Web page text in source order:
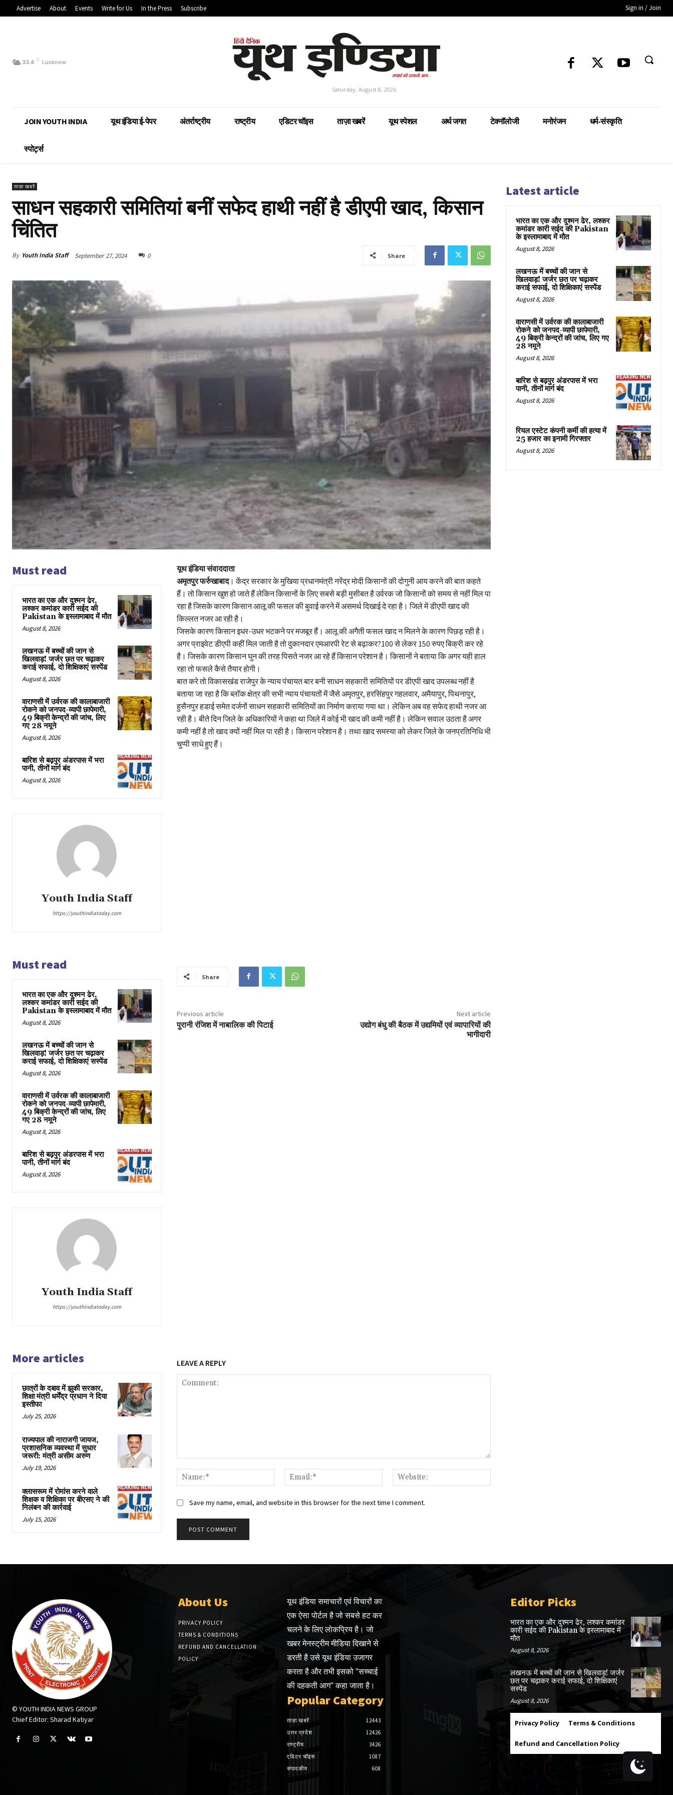
Advertise About Events Write for Us In the Press Subscribe Sign in / Join
33.4 C Lucknow
Saturday, August 8, 2026
JOIN YOUTH INDIA यूथ इंडिया ई-पेपर अंतर्राष्ट्रीय राष्ट्रीय एडिटर चॉइस ताज़ा खबरें यूथ स्पेशल अर्थ जगत टेक्नॉलोजी मनोरंजन धर्म-संस्कृति
स्पोर्ट्स
ताज़ा खबरें
साधन सहकारी समितियां बनीं सफेद हाथी नहीं है डीएपी खाद, किसान
चिंतित
By Youth India Staff September 27, 2024 0 Share
Must read
भारत का एक और दुश्मन ढेर,
लश्कर कमांडर कारी सईद की
Pakistan के इस्लामाबाद में मौत
August 8, 2026
लखनऊ में बच्चों की जान से
खिलवाड़! जर्जर छत पर चढ़ाकर
कराई सफाई, दो शिक्षिकाएं सस्पेंड
August 8, 2026
वाराणसी में उर्वरक की कालाबाजारी
रोकने को जनपद-व्यापी छापेमारी,
49 बिक्री केन्द्रों की जांच, लिए
गए 28 नमूने
August 8, 2026
बारिश से बढ़पुर अंडरपास में भरा
पानी, तीनों मार्ग बंद
August 8, 2026
Youth India Staff
https://youthindiatoday.com
यूथ इंडिया संवाददाता
अमृतपुर फर्रुखाबाद। केंद्र सरकार के मुखिया प्रधानमंत्री नरेंद्र मोदी किसानों की दोगुनी आय करने की बात कहते
हैं। तो किसान खुश हो जाते हैं लेकिन किसानों के लिए सबसे बड़ी मुसीबत है उर्वरक जो किसानों को समय से नहीं मिल पा
रहा है जिसके कारण किसान आलू की फसल की बुवाई करने में असमर्थ दिखाई दे रहा है। जिले में डीएपी खाद की
किल्लत नजर आ रही है।
जिसके कारण किसान इधर-उधर भटकने पर मजबूर हैं। आलू की अगैती फसल खाद न मिलने के कारण पिछड़ रही है।
अगर प्राइवेट डीएपी कहीं मिल जाती है तो दुकानदार एमआरपी रेट से बढ़ाकर?100 से लेकर 150 रुपए बिक्री कर रहे
है। जिसके कारण किसान घुन की तरह पिसते नजर आ रहे हैं किसान परेशान है। किसानों ने बताया कि अगर यही हाल
रहा तो फसले कैसे तैयार होगी।
बात करे तो विकासखंड राजेपुर के न्याय पंचायत बार बनी साधन सहकारी समितियों पर डीएपी खाद उपलब्ध नहीं है
बताया जा रहा है कि ब्लॉक क्षेत्र की सभी न्याय पंचायतों में जैसे अमृतपुर, हरसिंहपुर गहलवार, अमैयापुर, पिथनापुर,
हुसैनपुर हडाई समेत दर्जनों साधन सहकारी समितियों का निर्माण कराया गया था। लेकिन अब वह सफेद हाथी नजर आ
रही है। बीते दिन जिले के अधिकारियों ने कहा था जिले में कोई भी खाद की कमी नहीं है। लेकिन सवाल उठता है अगर
कमी नहीं है तो खाद क्यों नहीं मिल पा रही है। किसान परेशान है। तथा खाद समस्या को लेकर जिले के जनप्रतिनिधि भी
चुप्पी साधे हुए हैं।
Must read
भारत का एक और दुश्मन ढेर,
लश्कर कमांडर कारी सईद की
Pakistan के इस्लामाबाद में मौत
August 8, 2026
लखनऊ में बच्चों की जान से
खिलवाड़! जर्जर छत पर चढ़ाकर
कराई सफाई, दो शिक्षिकाएं सस्पेंड
August 8, 2026
वाराणसी में उर्वरक की कालाबाजारी
रोकने को जनपद-व्यापी छापेमारी,
49 बिक्री केन्द्रों की जांच, लिए
गए 28 नमूने
August 8, 2026
बारिश से बढ़पुर अंडरपास में भरा
पानी, तीनों मार्ग बंद
August 8, 2026
Youth India Staff
https://youthindiatoday.com
Share
Previous article
पुरानी रंजिश में नाबालिक की पिटाई
Next article
उद्योग बंधु की बैठक में उद्यमियों एवं व्यापारियों की
भागीदारी
More articles
छात्रों के दबाव में झुकी सरकार,
शिक्षा मंत्री धर्मेंद्र प्रधान ने दिया
इस्तीफा
July 25, 2026
राज्यपाल की नाराजगी जायज,
प्रशासनिक व्यवस्था में सुधार
जरूरी: मंत्री असीम अरुण
July 19, 2026
क्लासरूम में रोमांस करने वाले
शिक्षक व शिक्षिका पर बीएसए ने की
निलंबन की कार्रवाई
July 15, 2026
LEAVE A REPLY
Name:*
Email:*
Save my name, email, and website in this browser for the next time I comment.
Latest article
भारत का एक और दुश्मन ढेर, लश्कर
कमांडर कारी सईद की Pakistan
के इस्लामाबाद में मौत
August 8, 2026
लखनऊ में बच्चों की जान से
खिलवाड़! जर्जर छत पर चढ़ाकर
कराई सफाई, दो शिक्षिकाएं सस्पेंड
August 8, 2026
वाराणसी में उर्वरक की कालाबाजारी
रोकने को जनपद-व्यापी छापेमारी,
49 बिक्री केन्द्रों की जांच, लिए गए
28 नमूने
August 8, 2026
बारिश से बढ़पुर अंडरपास में भरा
पानी, तीनों मार्ग बंद
August 8, 2026
रियल एस्टेट कंपनी कर्मी की हत्या में
25 हजार का इनामी गिरफ्तार
August 8, 2026
© YOUTH INDIA NEWS GROUP
Chief Editor: Sharad Katiyar
About Us
PRIVACY POLICY
TERMS & CONDITIONS
REFUND AND CANCELLATION
POLICY
यूथ इंडिया समाचारों एवं विचारों का
एक ऐसा पोर्टल है जो सबसे हट कर
चलने के लिए लोकप्रिय है। जो
खबर मेनस्ट्रीम मीडिया दिखाने से
डरती है उसे यूथ इंडिया उजागर
करता है और तभी इसको "सच्चाई
की दहकती आग" कहा जाता है।
Popular Category
ताज़ा खबरें
12443
उत्तर प्रदेश
12426
राष्ट्रीय
3426
एडिटर चॉइस
1087
संपादकीय
608
Editor Picks
भारत का एक और दुश्मन ढेर, लश्कर कमांडर
कारी सईद की Pakistan के इस्लामाबाद में
मौत
August 8, 2026
लखनऊ में बच्चों की जान से खिलवाड़! जर्जर
छत पर चढ़ाकर कराई सफाई, दो शिक्षिकाएं
सस्पेंड
August 8, 2026
Privacy Policy Terms & Conditions
Refund and Cancellation Policy